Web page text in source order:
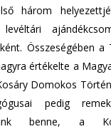
három
Összeségében
értékelte a
Domokos
pedig
benne, a